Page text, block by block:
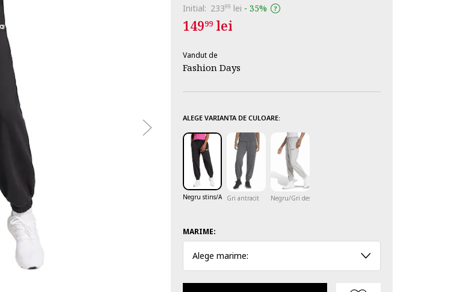
Initial: 23399 lei - 35%
14999lei
Vandut de
Fashion Days
ALEGE VARIANTA DE CULOARE:
Negru stins/Alb opticGri antracit Negru/Gri deschis
MARIME:
Alege marime: